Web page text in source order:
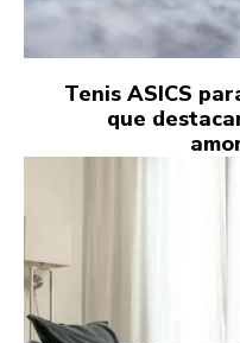
Tenis ASICS
que